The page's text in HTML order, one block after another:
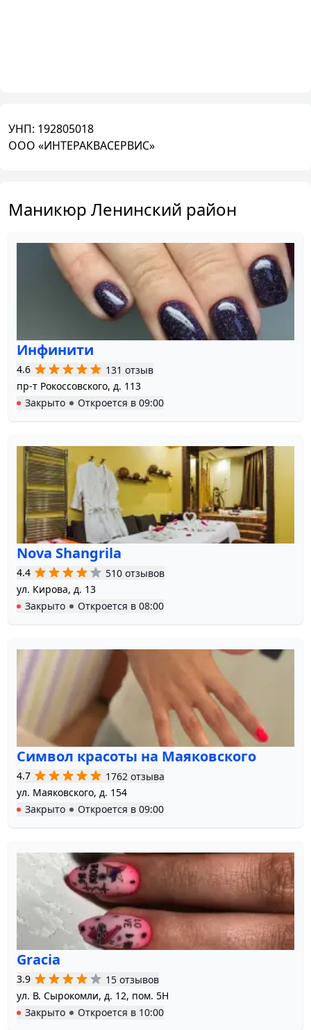
УНП: 192805018
ООО «ИНТЕРАКВАСЕРВИС»
Маникюр Ленинский район
Инфинити
4.6
131 отзыв
пр-т Рокоссовского, д. 113
Закрыто
Откроется в 09:00
Nova Shangrila
4.4
510 отзывов
ул. Кирова, д. 13
Закрыто
Откроется в 08:00
Символ красоты на Маяковского
4.7
1762 отзыва
ул. Маяковского, д. 154
Закрыто
Откроется в 09:00
Gracia
3.9
15 отзывов
ул. В. Сырокомли, д. 12, пом. 5Н
Закрыто
Откроется в 10:00